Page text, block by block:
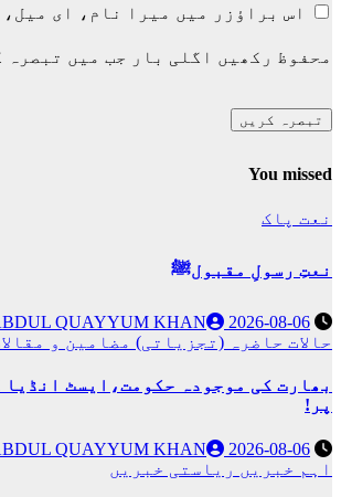
اس براؤزر میں میرا نام، ای
محفوظ رکھیں اگلی بار جب میں تبصرہ
You missed
نعت پاک
نعتِ رسولِ مقبولﷺ
2026-08-06
QUAYYUM KHAN
حالات حاضرہ (تجزیاتی) مضامین و
بھارت کی موجودہ حکومت،ایسٹ انڈیا
پر!
2026-08-06
QUAYYUM KHAN
اہم خبریں ریاستی خبریں